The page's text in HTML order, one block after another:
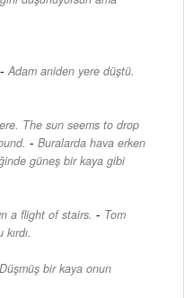
- Adam aniden yere düştü.
The sun seems to drop
- Buralarda hava erken
güneş bir kaya gibi
a flight of stairs. - Tom
Düşmüş bir kaya onun